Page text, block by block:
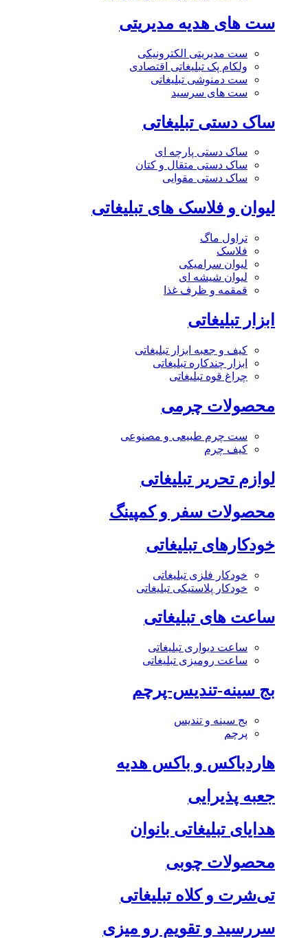
ست های هدیه مدیریتی
ست مدیریتی الکترونیکی
ولکام پک تبلیغاتی اقتصادی
ست دمنوشی تبلیغاتی
ست های سرسید
ساک دستی تبلیغاتی
ساک دستی پارچه ای
ساک دستی متقال و کتان
ساک دستی مقوایی
لیوان و فلاسک های تبلیغاتی
تراول ماگ
فلاسک
لیوان سرامیکی
لیوان شیشه ای
قمقمه و ظرف غذا
ابزار تبلیغاتی
کیف و جعبه ابزار تبلیغاتی
ابزار چندکاره تبلیغاتی
چراغ قوه تبلیغاتی
محصولات چرمی
ست چرم طبیعی و مصنوعی
کیف چرم
لوازم تحریر تبلیغاتی
محصولات سفر و کمپینگ
خودکارهای تبلیغاتی
خودکار فلزی تبلیغاتی
خودکار پلاستیکی تبلیغاتی
ساعت های تبلیغاتی
ساعت دیواری تبلیغاتی
ساعت رومیزی تبلیغاتی
بج سینه-تندیس-پرچم
بج سینه و تندیس
پرچم
هاردباکس و باکس هدیه
جعبه پذیرایی
هدایای تبلیغاتی بانوان
محصولات چوبی
تی‌شرت و کلاه تبلیغاتی
سررسید و تقویم رو میزی